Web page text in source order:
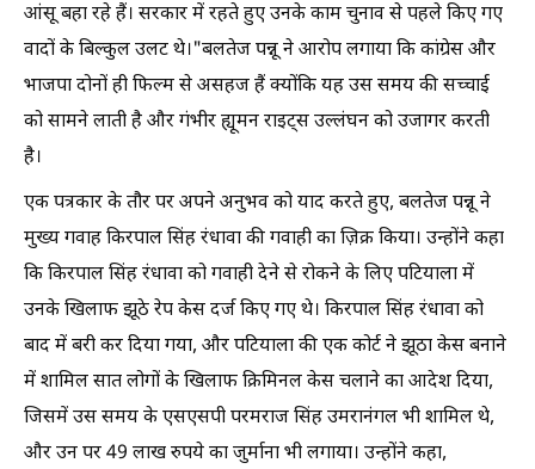
आंसू बहा रहे हैं। सरकार में रहते हुए उनके काम चुनाव से पहले किए गए
वादों के बिल्कुल उलट थे।"बलतेज पन्नू ने आरोप लगाया कि कांग्रेस और
भाजपा दोनों ही फिल्म से असहज हैं क्योंकि यह उस समय की सच्चाई
को सामने लाती है और गंभीर ह्यूमन राइट्स उल्लंघन को उजागर करती
है।
एक पत्रकार के तौर पर अपने अनुभव को याद करते हुए, बलतेज पन्नू ने
मुख्य गवाह किरपाल सिंह रंधावा की गवाही का ज़िक्र किया। उन्होंने कहा
कि किरपाल सिंह रंधावा को गवाही देने से रोकने के लिए पटियाला में
उनके खिलाफ झूठे रेप केस दर्ज किए गए थे। किरपाल सिंह रंधावा को
बाद में बरी कर दिया गया, और पटियाला की एक कोर्ट ने झूठा केस बनाने
में शामिल सात लोगों के खिलाफ क्रिमिनल केस चलाने का आदेश दिया,
जिसमें उस समय के एसएसपी परमराज सिंह उमरानंगल भी शामिल थे,
और उन पर 49 लाख रुपये का जुर्माना भी लगाया। उन्होंने कहा,